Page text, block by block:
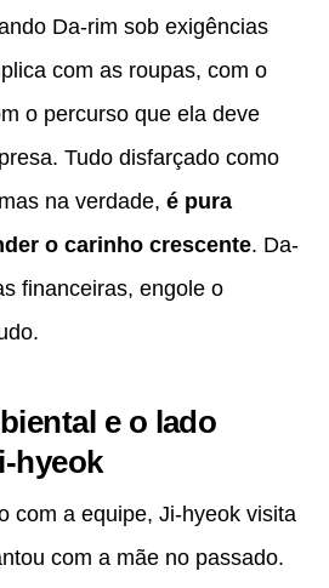
Da-rim sob exigências
com as roupas, com o
o percurso que ela deve
Tudo disfarçado como
na verdade, é pura
o carinho crescente. Da-
financeiras, engole o
e o lado
hyeok
com a equipe, Ji-hyeok visita
com a mãe no passado.